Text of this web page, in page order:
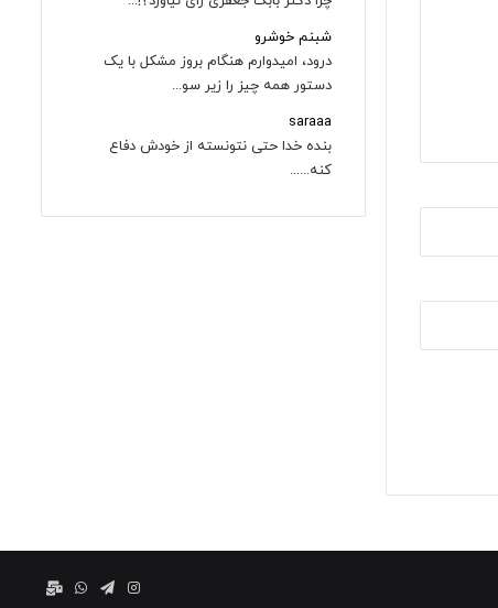
شبنم خوشرو
درود، امیدوارم هنگام بروز مشکل با یک
دستور همه چیز را زیر سو...
saraaa
بنده خدا حتی نتونسته از خودش دفاع
کنه......
اینستاگرام
تلگرامواتسایمیل